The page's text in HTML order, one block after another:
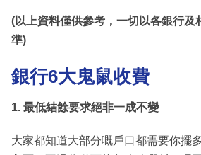
(以上資料僅供參考，一切以各銀行及
準)
銀行6大鬼鼠收費
1. 最低結餘要求絕非一成不變
大家都知道大部分嘅戶口都需要你擺